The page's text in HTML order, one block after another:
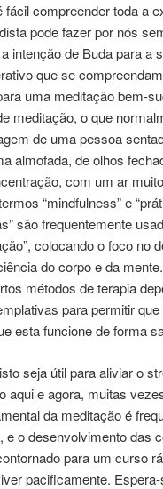
fácil compreender toda a
pode fazer por nós
intenção de Buda para a
que se
uma meditação bem-
meditação, o que
de uma pessoa
almofada, de olhos
com um ar
“mindfulness” e
são frequentemente
colocando o foco no
do corpo e da
métodos de terapia
para permitir que
esta funcione de forma
seja útil para aliviar o
aqui e agora, muitas
da meditação é
e o desenvolvimento das
para um curso
pacificamente.